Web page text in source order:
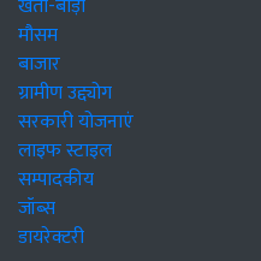
मौसम
बाजार
ग्रामीण उद्द्योग
सरकारी योजनाएं
लाइफ स्टाइल
सम्पादकीय
जॉब्स
डायरेक्टरी